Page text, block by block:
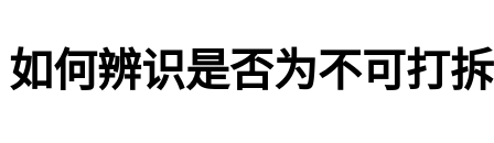
如何辨识是否为不可打